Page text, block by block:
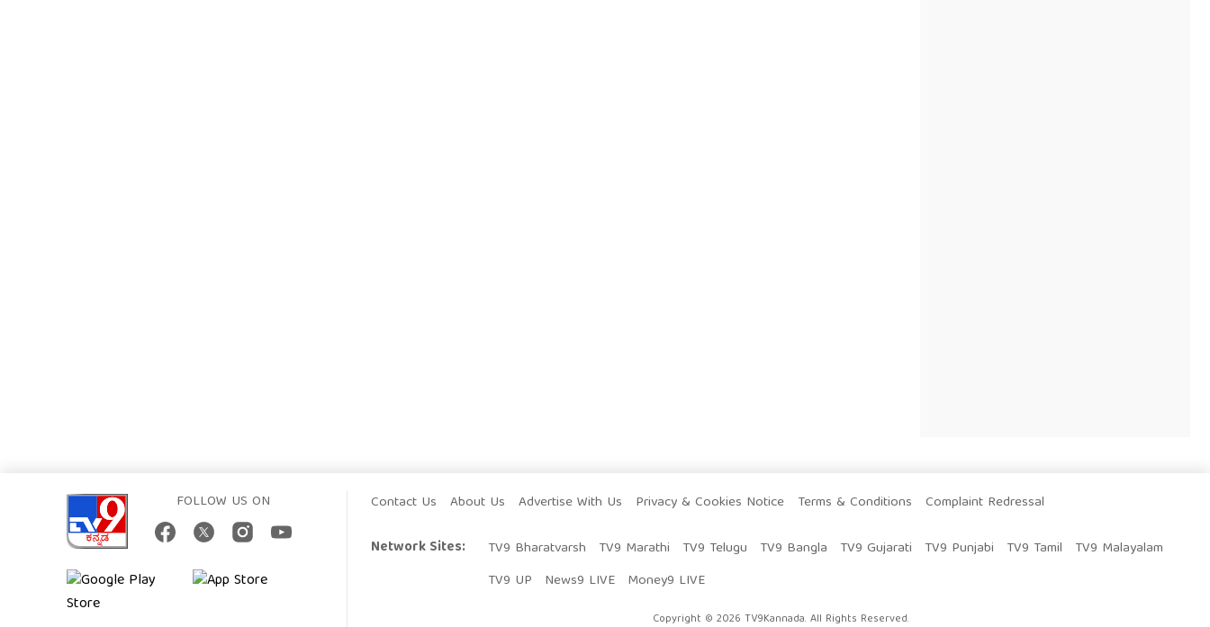
FOLLOW US ON Contact Us About Us Advertise With Us Privacy & Cookies Notice Terms & Conditions
Complaint Redressal
Network Sites:
TV9 Bharatvarsh TV9 Marathi TV9 Telugu TV9 Bangla TV9 Gujarati TV9 Punjabi TV9 Tamil
TV9 Malayalam
TV9 UP
News9 LIVE Money9 LIVE
Copyright © 2026 TV9Kannada. All Rights Reserved.